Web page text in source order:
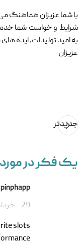
با شما عزیزان هماهنگ
شرایط و خواست شما
به امید تولیدات، ایده
عزیزان
جدیدتر
یک فکر در
spinphapp
29 - خرداد - 1405 در 12:33 ق.ظ
slots